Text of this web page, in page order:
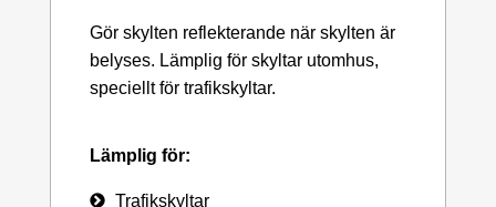
Gör skylten reflekterande när skylten är
belyses. Lämplig för skyltar utomhus,
speciellt för trafikskyltar.
Lämplig för:
Trafikskyltar